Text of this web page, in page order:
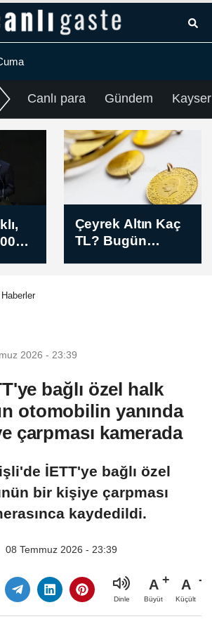
Canlı para Gündem
Piyasalarda gün
sonu / 7 Ağustos
2026 - 23:39
bağlı özel halk
otomobilin yanında
çarpması kamerada
İETT'ye bağlı özel
bir kişiye çarpması
kaydedildi.
08 Temmuz 2026 - 23:39
Dinle
A
Büyüt
A
Küçült